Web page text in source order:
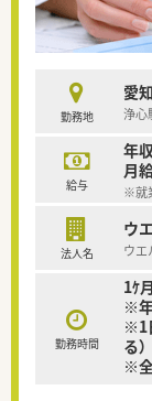
勤務地
愛
浄心
給与
年
月
※就
法人名
ウ
ウ
勤務時間
1ｹ
※
※1
る）
※